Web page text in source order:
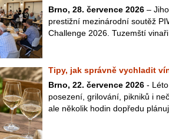
Brno, 28. července 2026 –
prestižní mezinárodní soutěž
Challenge 2026. Tuzemští
Tipy, jak správně vychladit
Brno, 22. července 2026 -
posezení, grilování, pikniků i
ale několik hodin dopředu